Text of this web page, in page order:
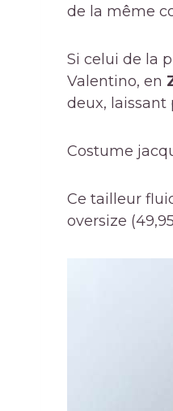
de la même
Si celui de la
Valentino, en
deux, laissant
Costume
Ce tailleur
oversize